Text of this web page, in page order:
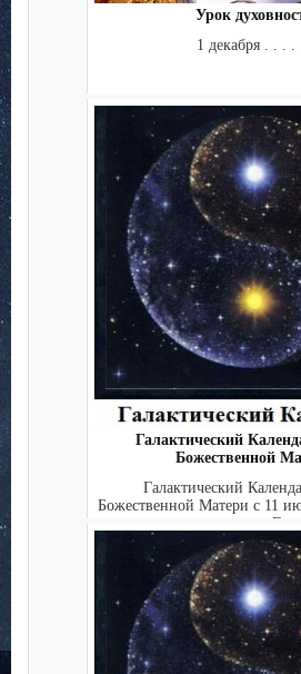
Урок
1 декабря . . . . .
Галактический
Божественной
Галактический
Божественной Матери с 11
. . . . . . Г...